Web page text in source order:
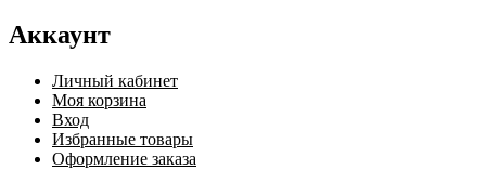
Аккаунт
Личный кабинет
Моя корзина
Вход
Избранные товары
Оформление заказа